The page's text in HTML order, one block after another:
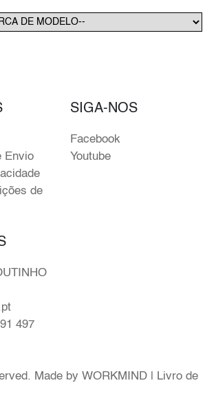
Envio
de
SIGA-NOS
Facebook
Youtube
497
Made by WORKMIND
Livro de